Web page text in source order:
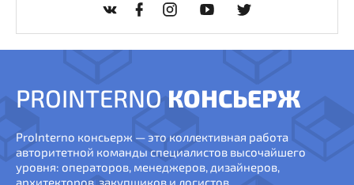
PROINTERNO КОНСЬЕРЖ
ProInterno консьерж — это коллективная работа
авторитетной команды специалистов высочайшего
уровня: операторов, менеджеров, дизайнеров,
архитекторов, закупщиков и логистов.